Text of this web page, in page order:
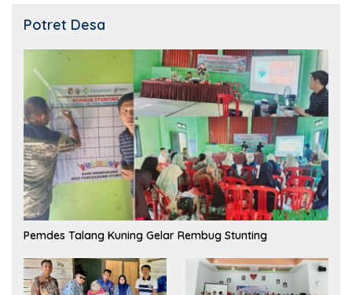
Potret Desa
Pemdes Talang Kuning Gelar Rembug Stunting